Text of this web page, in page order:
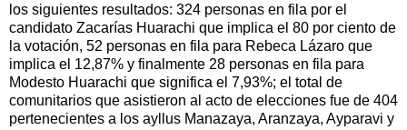
los siguientes resultados: 324 personas en fila por el
candidato Zacarías Huarachi que implica el 80 por ciento de
la votación, 52 personas en fila para Rebeca Lázaro que
implica el 12,87% y finalmente 28 personas en fila para
Modesto Huarachi que significa el 7,93%; el total de
comunitarios que asistieron al acto de elecciones fue de 404
pertenecientes a los ayllus Manazaya, Aranzaya, Ayparavi y